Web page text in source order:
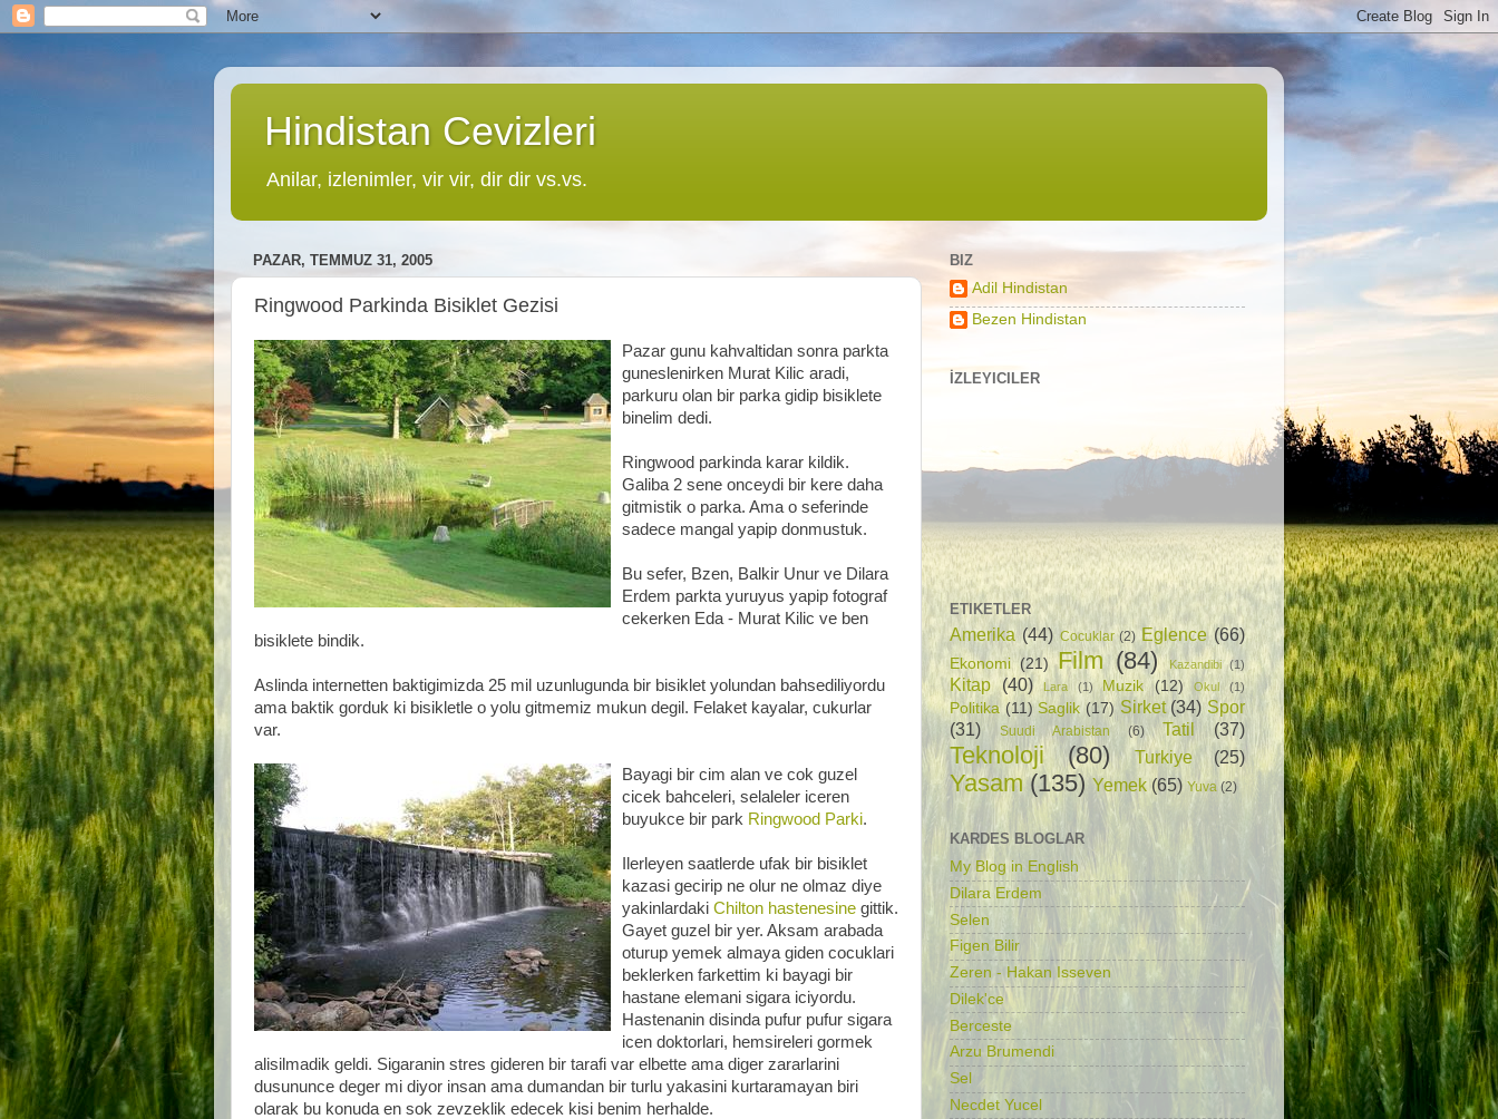
Hindistan Cevizleri
Anilar, izlenimler, vir vir, dir dir vs.vs.
PAZAR, TEMMUZ 31, 2005
Ringwood Parkinda Bisiklet Gezisi
Pazar gunu kahvaltidan sonra parkta
guneslenirken Murat Kilic aradi,
parkuru olan bir parka gidip bisiklete
binelim dedi.
Ringwood parkinda karar kildik.
Galiba 2 sene onceydi bir kere daha
gitmistik o parka. Ama o seferinde
sadece mangal yapip donmustuk.
Bu sefer, Bzen, Balkir Unur ve Dilara
Erdem parkta yuruyus yapip fotograf
cekerken Eda - Murat Kilic ve ben
bisiklete bindik.
Aslinda internetten baktigimizda 25 mil uzunlugunda bir bisiklet yolundan bahsediliyordu
ama baktik gorduk ki bisikletle o yolu gitmemiz mukun degil. Felaket kayalar, cukurlar
var.
Bayagi bir cim alan ve cok guzel
cicek bahceleri, selaleler iceren
buyukce bir park Ringwood Parki.
Ilerleyen saatlerde ufak bir bisiklet
kazasi gecirip ne olur ne olmaz diye
yakinlardaki Chilton hastenesine gittik.
Gayet guzel bir yer. Aksam arabada
oturup yemek almaya giden cocuklari
beklerken farkettim ki bayagi bir
hastane elemani sigara iciyordu.
Hastenanin disinda pufur pufur sigara
icen doktorlari, hemsireleri gormek
alisilmadik geldi. Sigaranin stres gideren bir tarafi var elbette ama diger zararlarini
dusununce deger mi diyor insan ama dumandan bir turlu yakasini kurtaramayan biri
olarak bu konuda en sok zevzeklik edecek kisi benim herhalde.
BIZ
Adil Hindistan
Bezen Hindistan
İZLEYICILER
ETIKETLER
Amerika (44) Cocuklar (2) Eglence (66)
Ekonomi (21) Film (84) Kazandibi (1)
Kitap (40) Lara (1) Muzik (12) Okul (1)
Politika (11) Saglik (17) Sirket (34) Spor
(31)
Suudi Arabistan (6) Tatil (37)
Teknoloji (80) Turkiye (25)
Yasam (135) Yemek (65) Yuva (2)
KARDES BLOGLAR
My Blog in English
Dilara Erdem
Selen
Figen Bilir
Zeren - Hakan Isseven
Dilek'ce
Berceste
Arzu Brumendi
Sel
Necdet Yucel